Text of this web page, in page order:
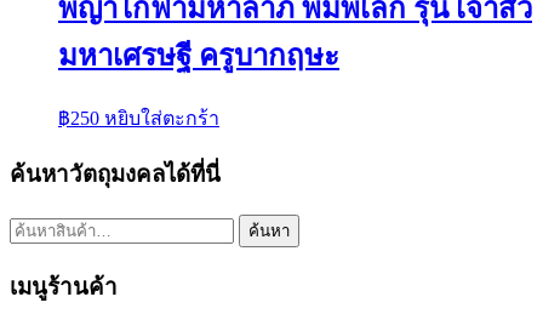
พญาไก่ฟ้ามหาลาภ พิมพ์เล็ก รุ่น เจ้าสัว
มหาเศรษฐี ครูบากฤษะ
฿250 หยิบใส่ตะกร้า
ค้นหาวัตถุมงคลได้ที่นี่
ค้นหา: ค้นหา
เมนูร้านค้า